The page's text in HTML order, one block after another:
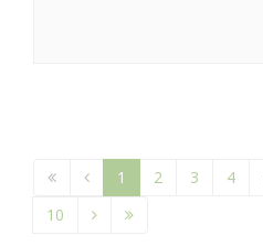
1 2 3 4
10